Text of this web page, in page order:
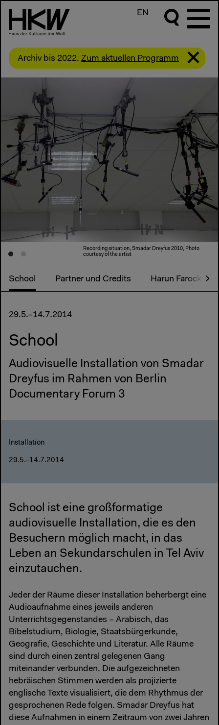
EN
Archiv bis 2022. Zum aktuellen Programm
Recording situation, Smadar Dreyfus 2010, Photo
courtesy of the artist
School Partner und Credits Harun Farocki:
29.5.–14.7.2014
School
Audiovisuelle Installation von Smadar
Dreyfus im Rahmen von Berlin
Documentary Forum 3
Installation
29.5.–14.7.2014
School ist eine großformatige
audiovisuelle Installation, die es den
Besuchern möglich macht, in das
Leben an Sekundarschulen in Tel Aviv
einzutauchen.
Jeder der Räume dieser Installation beherbergt eine
Audioaufnahme eines jeweils anderen
Unterrichtsgegenstandes – Arabisch, das
Bibelstudium, Biologie, Staatsbürgerkunde,
Geografie, Geschichte und Literatur. Alle Räume
sind durch einen zentral gelegenen Gang
miteinander verbunden. Die aufgezeichneten
hebräischen Stimmen werden als projizierte
englische Texte visualisiert, die dem Rhythmus der
gesprochenen Rede folgen. Smadar Dreyfus hat
diese Aufnahmen in einem Zeitraum von zwei Jahren